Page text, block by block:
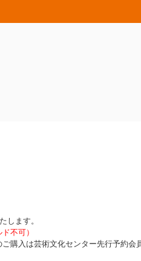
します。
不可）
購入は芸術文化センター先行予約会